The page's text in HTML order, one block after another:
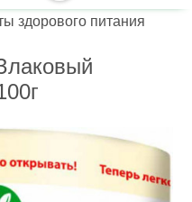
здорового питания